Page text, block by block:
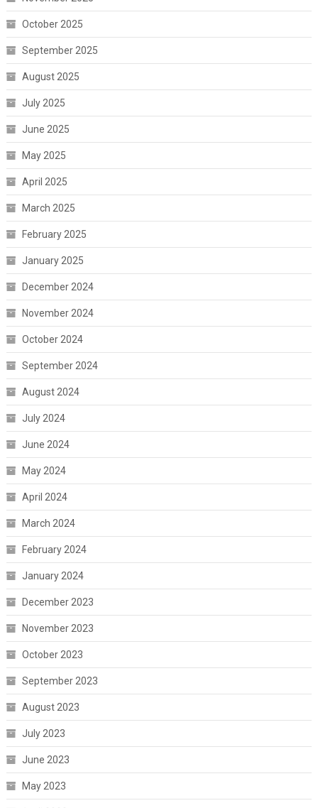
October 2025
September 2025
August 2025
July 2025
June 2025
May 2025
April 2025
March 2025
February 2025
January 2025
December 2024
November 2024
October 2024
September 2024
August 2024
July 2024
June 2024
May 2024
April 2024
March 2024
February 2024
January 2024
December 2023
November 2023
October 2023
September 2023
August 2023
July 2023
June 2023
May 2023